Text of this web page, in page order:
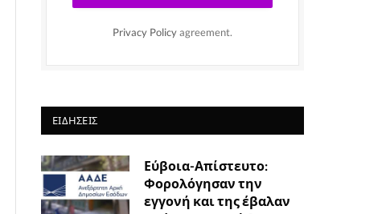
Privacy Policy agreement.
ΕΙΔΉΣΕΙΣ
Εύβοια-Απίστευτο:
Φορολόγησαν την
εγγονή και της έβαλαν